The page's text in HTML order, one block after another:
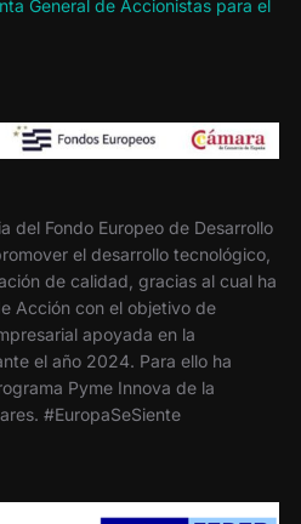
General de Accionistas para el
del Fondo Europeo de Desarrollo
el desarrollo tecnológico,
de calidad, gracias al cual ha
Acción con el objetivo de
apoyada en la
el año 2024. Para ello ha
Pyme Innova de la
#EuropaSeSiente